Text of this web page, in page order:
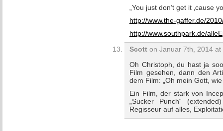
„You just don’t get it ‚cause
http://www.the-gaffer.de/
http://www.southpark.de/
Scott on Januar 7th, 2014 at
Oh Christoph, du hast ja
Film gesehen, dann den
dem Film: „Oh mein Gott,
Ein Film, der stark von
„Sucker Punch“
Regisseur auf alles,